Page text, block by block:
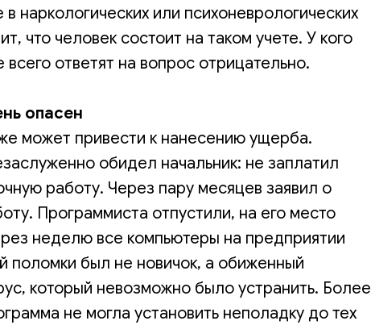
наркологических или психоневрологических
что человек состоит на таком учете. У кого
ответят на вопрос отрицательно.
опасен
может привести к нанесению ущерба.
обидел начальник: не заплатил
работу. Через пару месяцев заявил о
Программиста отпустили, на его место
неделю все компьютеры на предприятии
поломки был не новичок, а обиженный
который невозможно было устранить. Более
не могла установить неполадку до тех